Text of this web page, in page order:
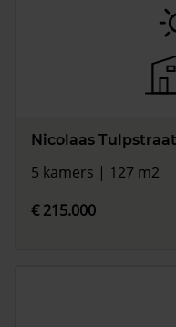
Nicolaas
5 kamers | 127 m2
€ 215.000